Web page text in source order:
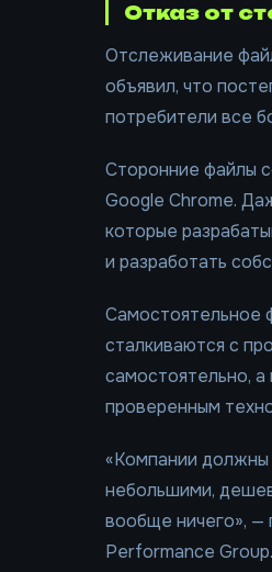
Отказ от
Отслеживание
объявил, что
потребители все
Сторонние файлы
Google Chrome.
которые
и разработать
Самостоятельное
сталкиваются с
самостоятельно,
проверенным
«Компании должны
небольшими,
вообще ничего», —
Performance Group.